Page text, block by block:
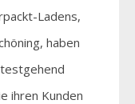
Ladens,
haben
ihren Kunden